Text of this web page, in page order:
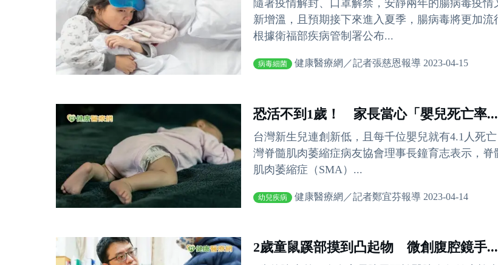
隨著疫情解封、口罩解禁，安靜兩年的腸病毒疫情
新增溫，且預期接下來進入夏季，腸病毒將更加流
根據衛福部疾病管制署公布...
病毒細菌 健康醫療網／記者張慈恩報導 2023-04-15
恐活不到1歲！ 家長當心「嬰兒死亡率...
台灣新生兒連創新低，且每千位嬰兒就有4.1人死
灣脊髓肌肉萎縮症病友協會理事長鐘育志表示，脊
肌肉萎縮症（SMA）...
幼兒疾病 健康醫療網／記者鄭宜芬報導 2023-04-14
2歲童鼠蹊部摸到凸起物 微創腹腔鏡手...